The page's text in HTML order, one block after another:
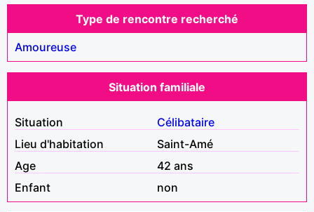
Type de rencontre recherché
Amoureuse
Situation familiale
Situation
Célibataire
Lieu d'habitation
Saint-Amé
Age
42 ans
Enfant
non